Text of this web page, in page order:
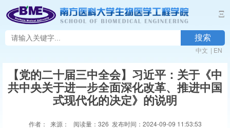
Ξ
搜索
中文 | EN
【党的二十届三中全会】习近平：关于《中
共中央关于进一步全面深化改革、推进中国
式现代化的决定》的说明
作者： 来源： 阅读量： 326 发布时间：2024-09-09 11:53:53